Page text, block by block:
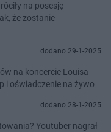
na posesję
że zostanie
dodano 29-1-2025
na koncercie Louisa
i oświadczenie na żywo
dodano 28-1-2025
Youtuber nagrał